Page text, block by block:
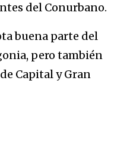
del Conurbano.
buena parte del
pero también
Capital y Gran